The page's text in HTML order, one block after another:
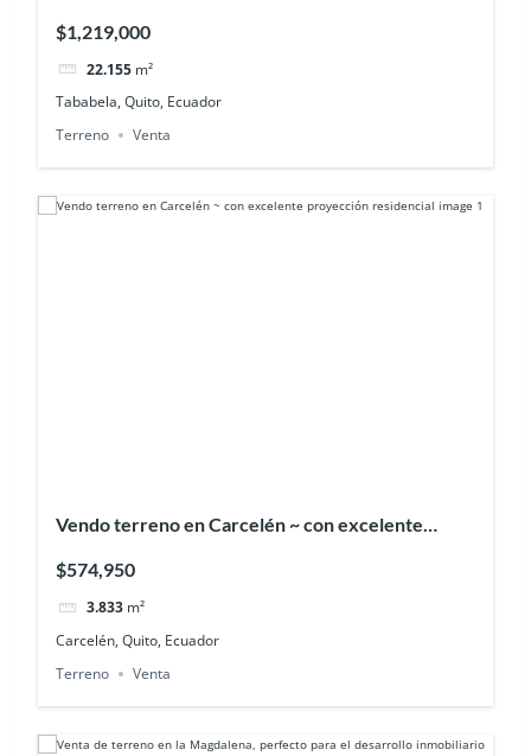
$1,219,000
22.155 m²
Tababela, Quito, Ecuador
Terreno
Venta
Vendo terreno en Carcelén ~ con excelente
$574,950
3.833 m²
Carcelén, Quito, Ecuador
Terreno
Venta